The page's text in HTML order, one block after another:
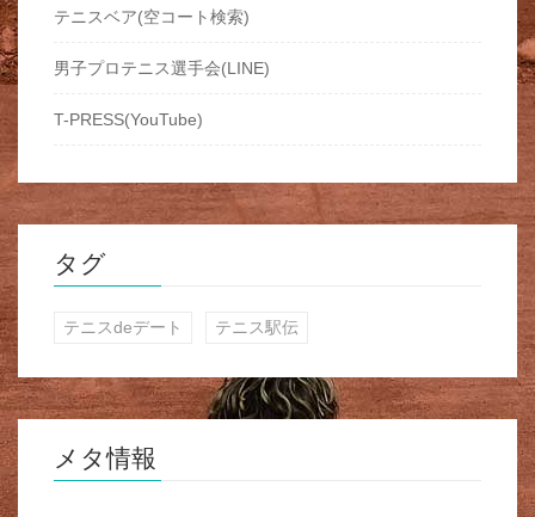
テニスベア(空コート検索)
男子プロテニス選手会(LINE)
T-PRESS(YouTube)
タグ
テニスdeデート テニス駅伝
メタ情報